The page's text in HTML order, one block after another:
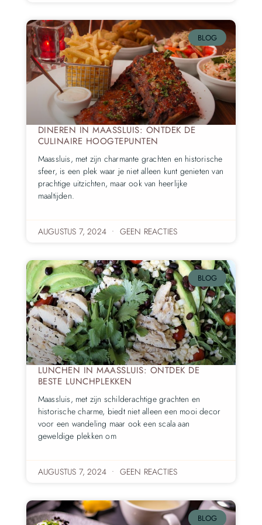
BLOG
DINEREN IN MAASSLUIS: ONTDEK DE
CULINAIRE HOOGTEPUNTEN
Maassluis, met zijn charmante grachten en historische
sfeer, is een plek waar je niet alleen kunt genieten van
prachtige uitzichten, maar ook van heerlijke
maaltijden.
AUGUSTUS 7, 2024 GEEN REACTIES
BLOG
LUNCHEN IN MAASSLUIS: ONTDEK DE
BESTE LUNCHPLEKKEN
Maassluis, met zijn schilderachtige grachten en
historische charme, biedt niet alleen een mooi decor
voor een wandeling maar ook een scala aan
geweldige plekken om
AUGUSTUS 7, 2024 GEEN REACTIES
BLOG